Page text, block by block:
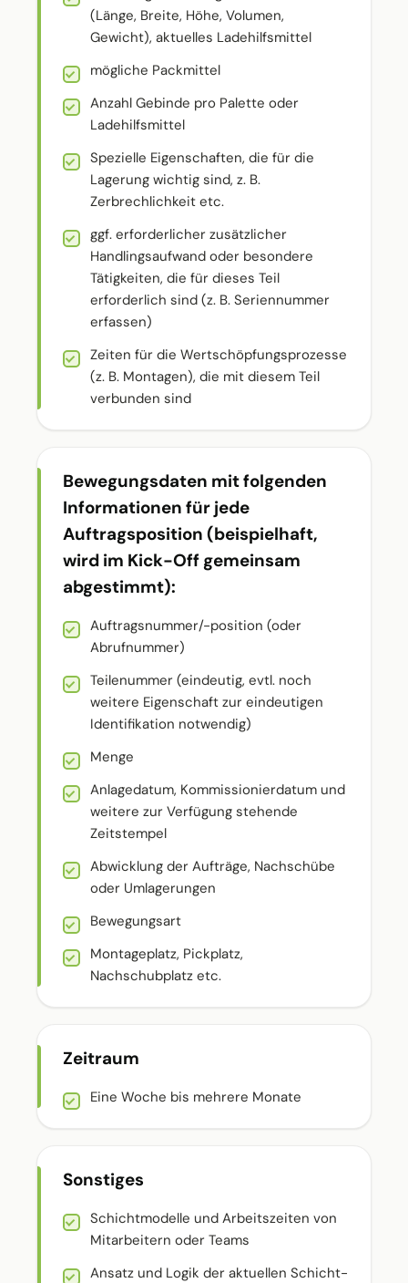
(Länge, Breite, Höhe, Volumen,
Gewicht), aktuelles Ladehilfsmittel
mögliche Packmittel
Anzahl Gebinde pro Palette oder
Ladehilfsmittel
Spezielle Eigenschaften, die für die
Lagerung wichtig sind, z. B.
Zerbrechlichkeit etc.
ggf. erforderlicher zusätzlicher
Handlingsaufwand oder besondere
Tätigkeiten, die für dieses Teil
erforderlich sind (z. B. Seriennummer
erfassen)
Zeiten für die Wertschöpfungsprozesse
(z. B. Montagen), die mit diesem Teil
verbunden sind
Bewegungsdaten mit folgenden
Informationen für jede
Auftragsposition (beispielhaft,
wird im Kick-Off gemeinsam
abgestimmt):
Auftragsnummer/-position (oder
Abrufnummer)
Teilenummer (eindeutig, evtl. noch
weitere Eigenschaft zur eindeutigen
Identifikation notwendig)
Menge
Anlagedatum, Kommissionierdatum und
weitere zur Verfügung stehende
Zeitstempel
Abwicklung der Aufträge, Nachschübe
oder Umlagerungen
Bewegungsart
Montageplatz, Pickplatz,
Nachschubplatz etc.
Zeitraum
Eine Woche bis mehrere Monate
Sonstiges
Schichtmodelle und Arbeitszeiten von
Mitarbeitern oder Teams
Ansatz und Logik der aktuellen Schicht-